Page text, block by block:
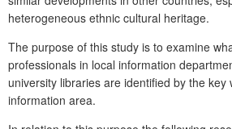
heterogeneous ethnic cultural heritage.
The purpose of this study is to examine
profe­ssionals in local information
university libraries are identified by the key
information area.